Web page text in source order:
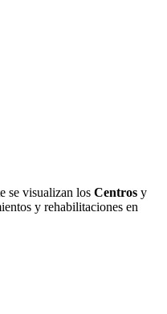
se visualizan los Centros y
y rehabilitaciones en